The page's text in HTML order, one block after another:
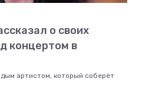
о своих
концертом в
артистом, который соберёт